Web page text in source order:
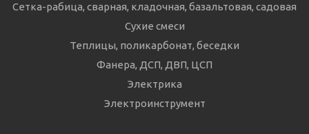
Сетка-рабица, сварная, кладочная, базальтовая, садовая
Сухие смеси
Теплицы, поликарбонат, беседки
Фанера, ДСП, ДВП, ЦСП
Электрика
Электроинструмент